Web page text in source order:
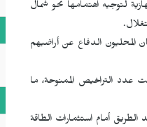
لتوجيه اهتمامها نحو شمال
المحليون الدفاع عن أراضيهم
عدد التراخيص الممنوحة، ما
أمام استثمارات الطاقة